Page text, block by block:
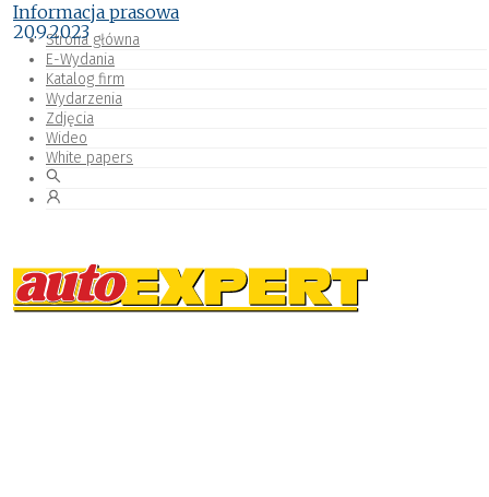
Strona główna
E-Wydania
Katalog firm
Wydarzenia
Zdjęcia
Wideo
White papers
Informacja prasowa
20.9.2023